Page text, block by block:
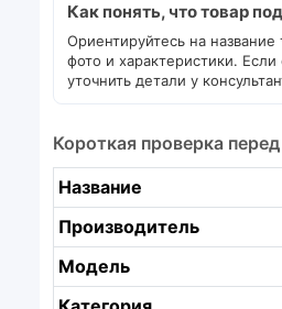
Как понять, что товар
Ориентируйтесь на
фото и характеристики.
уточнить детали у
Короткая проверка
Название
Производитель
Модель